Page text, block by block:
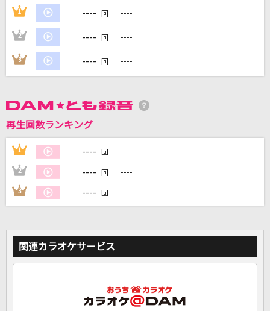
カラオケ最新情報をチェック！
1 ---- 回 ----
2 ---- 回 ----
3 ---- 回 ----
再生回数ランキング
1 ---- 回 ----
2 ---- 回 ----
3 ---- 回 ----
関連カラオケサービス